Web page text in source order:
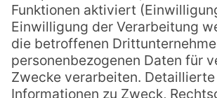
ständigen Kraft des Meeres
Sänger Jacques Brel schrieb
Marquesas: „Auf diesen Inseln,
Einsamkeit absolut ist, habe
inneren Frieden